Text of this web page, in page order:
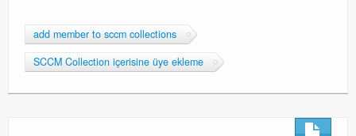
add member to sccm collections
SCCM Collection içerisine üye ekleme